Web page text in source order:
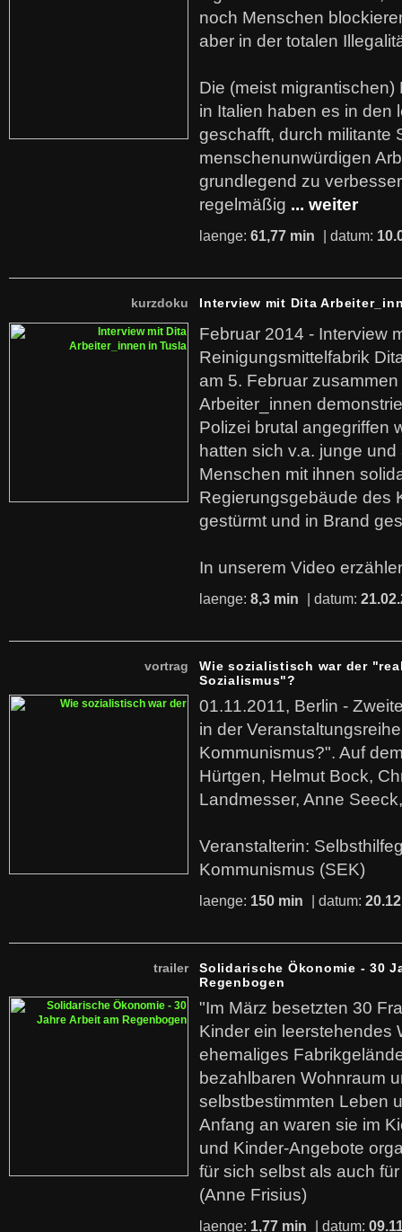
noch Menschen
aber in der totalen
Die (meist
in Italien haben es in den
geschafft, durch militante
menschenunwürdigen
grundlegend zu
regelmäßig ... weiter
laenge: 61,77 min | datum:
kurzdoku Interview mit Dita
Februar 2014 - Interview
Reinigungsmittelfabrik
am 5. Februar
Arbeiter_innen
Polizei brutal angegriffen
hatten sich v.a. junge
Menschen mit ihnen
Regierungsgebäude des
gestürmt und in Brand
In unserem Video
laenge: 8,3 min | datum:
vortrag
Wie sozialistisch war der
Sozialismus"?
01.11.2011, Berlin -
in der
Kommunismus?". Auf
Hürtgen, Helmut Bock,
Landmesser, Anne
Veranstalterin:
Kommunismus (SEK)
laenge: 150 min | datum:
trailer
Solidarische Ökonomie - 30
Regenbogen
"Im März besetzten 30
Kinder ein leerstehendes
ehemaliges
bezahlbaren Wohnraum
selbstbestimmten Leben
Anfang an waren sie im
und Kinder-Angebote
für sich selbst als auch
(Anne Frisius)
laenge: 1,77 min | datum: